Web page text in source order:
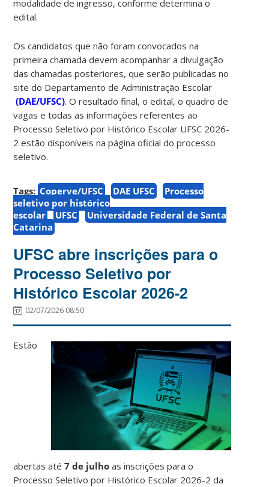
modalidade de ingresso, conforme determina o
edital.
Os candidatos que não foram convocados na
primeira chamada devem acompanhar a divulgação
das chamadas posteriores, que serão publicadas no
site do Departamento de Administração Escolar
(DAE/UFSC).O resultado final, o edital, o quadro de
vagas e todas as informações referentes ao
Processo Seletivo por Histórico Escolar UFSC 2026-
2 estão disponíveis na página oficial do processo
seletivo.
Tags: Coperve/UFSC DAE UFSC
Processo
seletivo por histórico
escolar
UFSC
Universidade Federal de Santa
Catarina
UFSC abre inscrições para o
Processo Seletivo por
Histórico Escolar 2026-2
02/07/2026 08:50
Estão
abertas até 7 de julho as inscrições para o
Processo Seletivo por Histórico Escolar 2026-2 da